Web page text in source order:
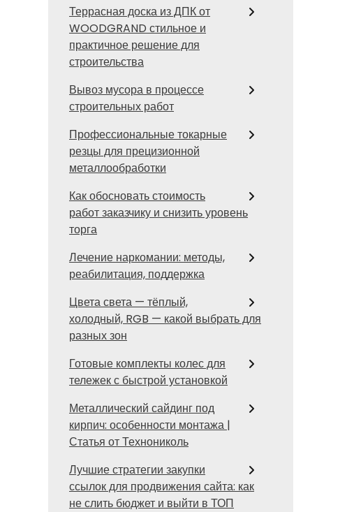
Террасная доска из ДПК от
WOODGRAND стильное и
практичное решение для
строительства
Вывоз мусора в процессе
строительных работ
Профессиональные токарные
резцы для прецизионной
металлообработки
Как обосновать стоимость
работ заказчику и снизить уровень
торга
Лечение наркомании: методы,
реабилитация, поддержка
Цвета света — тёплый,
холодный, RGB — какой выбрать для
разных зон
Готовые комплекты колес для
тележек с быстрой установкой
Металлический сайдинг под
кирпич: особенности монтажа |
Статья от Технониколь
Лучшие стратегии закупки
ссылок для продвижения сайта: как
не слить бюджет и выйти в ТОП